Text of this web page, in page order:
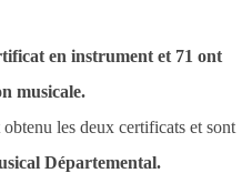
en instrument et 71 ont
musicale.
obtenu les deux certificats et sont
Départemental.